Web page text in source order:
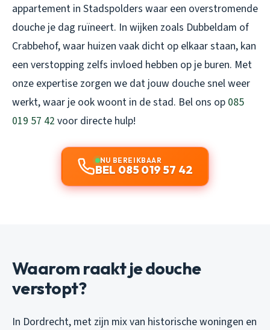
appartement in Stadspolders waar een overstromende
douche je dag ruïneert. In wijken zoals Dubbeldam of
Crabbehof, waar huizen vaak dicht op elkaar staan, kan
een verstopping zelfs invloed hebben op je buren. Met
onze expertise zorgen we dat jouw douche snel weer
werkt, waar je ook woont in de stad. Bel ons op 085
019 57 42 voor directe hulp!
NU BEREIKBAAR
BEL 085 019 57 42
Waarom raakt je douche
verstopt?
In Dordrecht, met zijn mix van historische woningen en